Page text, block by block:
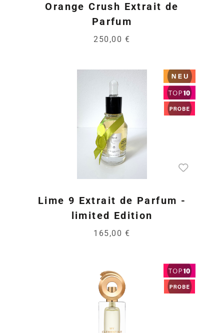
Orange Crush Extrait de
Parfum
250,00 €
Lime 9 Extrait de Parfum -
limited Edition
165,00 €